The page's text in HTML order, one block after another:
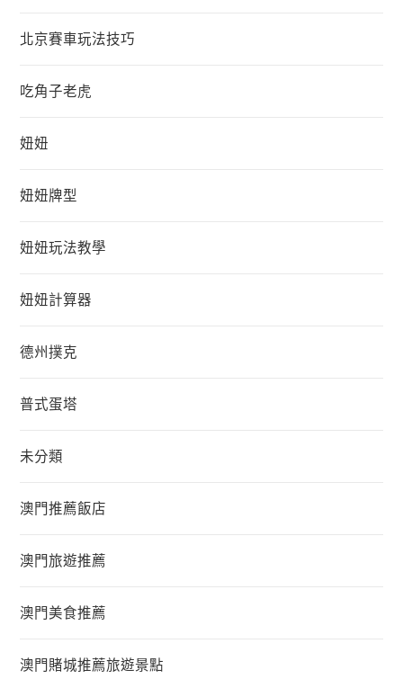
北京賽車玩法技巧
吃角子老虎
妞妞
妞妞牌型
妞妞玩法教學
妞妞計算器
德州撲克
普式蛋塔
未分類
澳門推薦飯店
澳門旅遊推薦
澳門美食推薦
澳門賭城推薦旅遊景點